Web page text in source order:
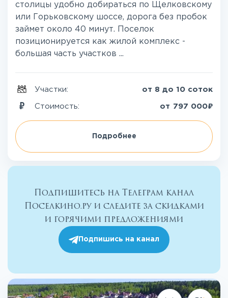
столицы удобно добираться по Щелковскому
или Горьковскому шоссе, дорога без пробок
займет около 40 минут. Поселок
позиционируется как жилой комплекс -
большая часть участков ...
Участки: от 8 до 10 соток
Стоимость: от 797 000₽
Подробнее
Подпишитесь на Телеграм канал
Поселкино.ру и следите за скидками
и горячими предложениями
Подпишись на канал